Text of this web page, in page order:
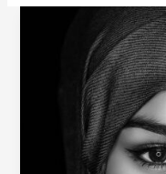
Counseling
Spirituale